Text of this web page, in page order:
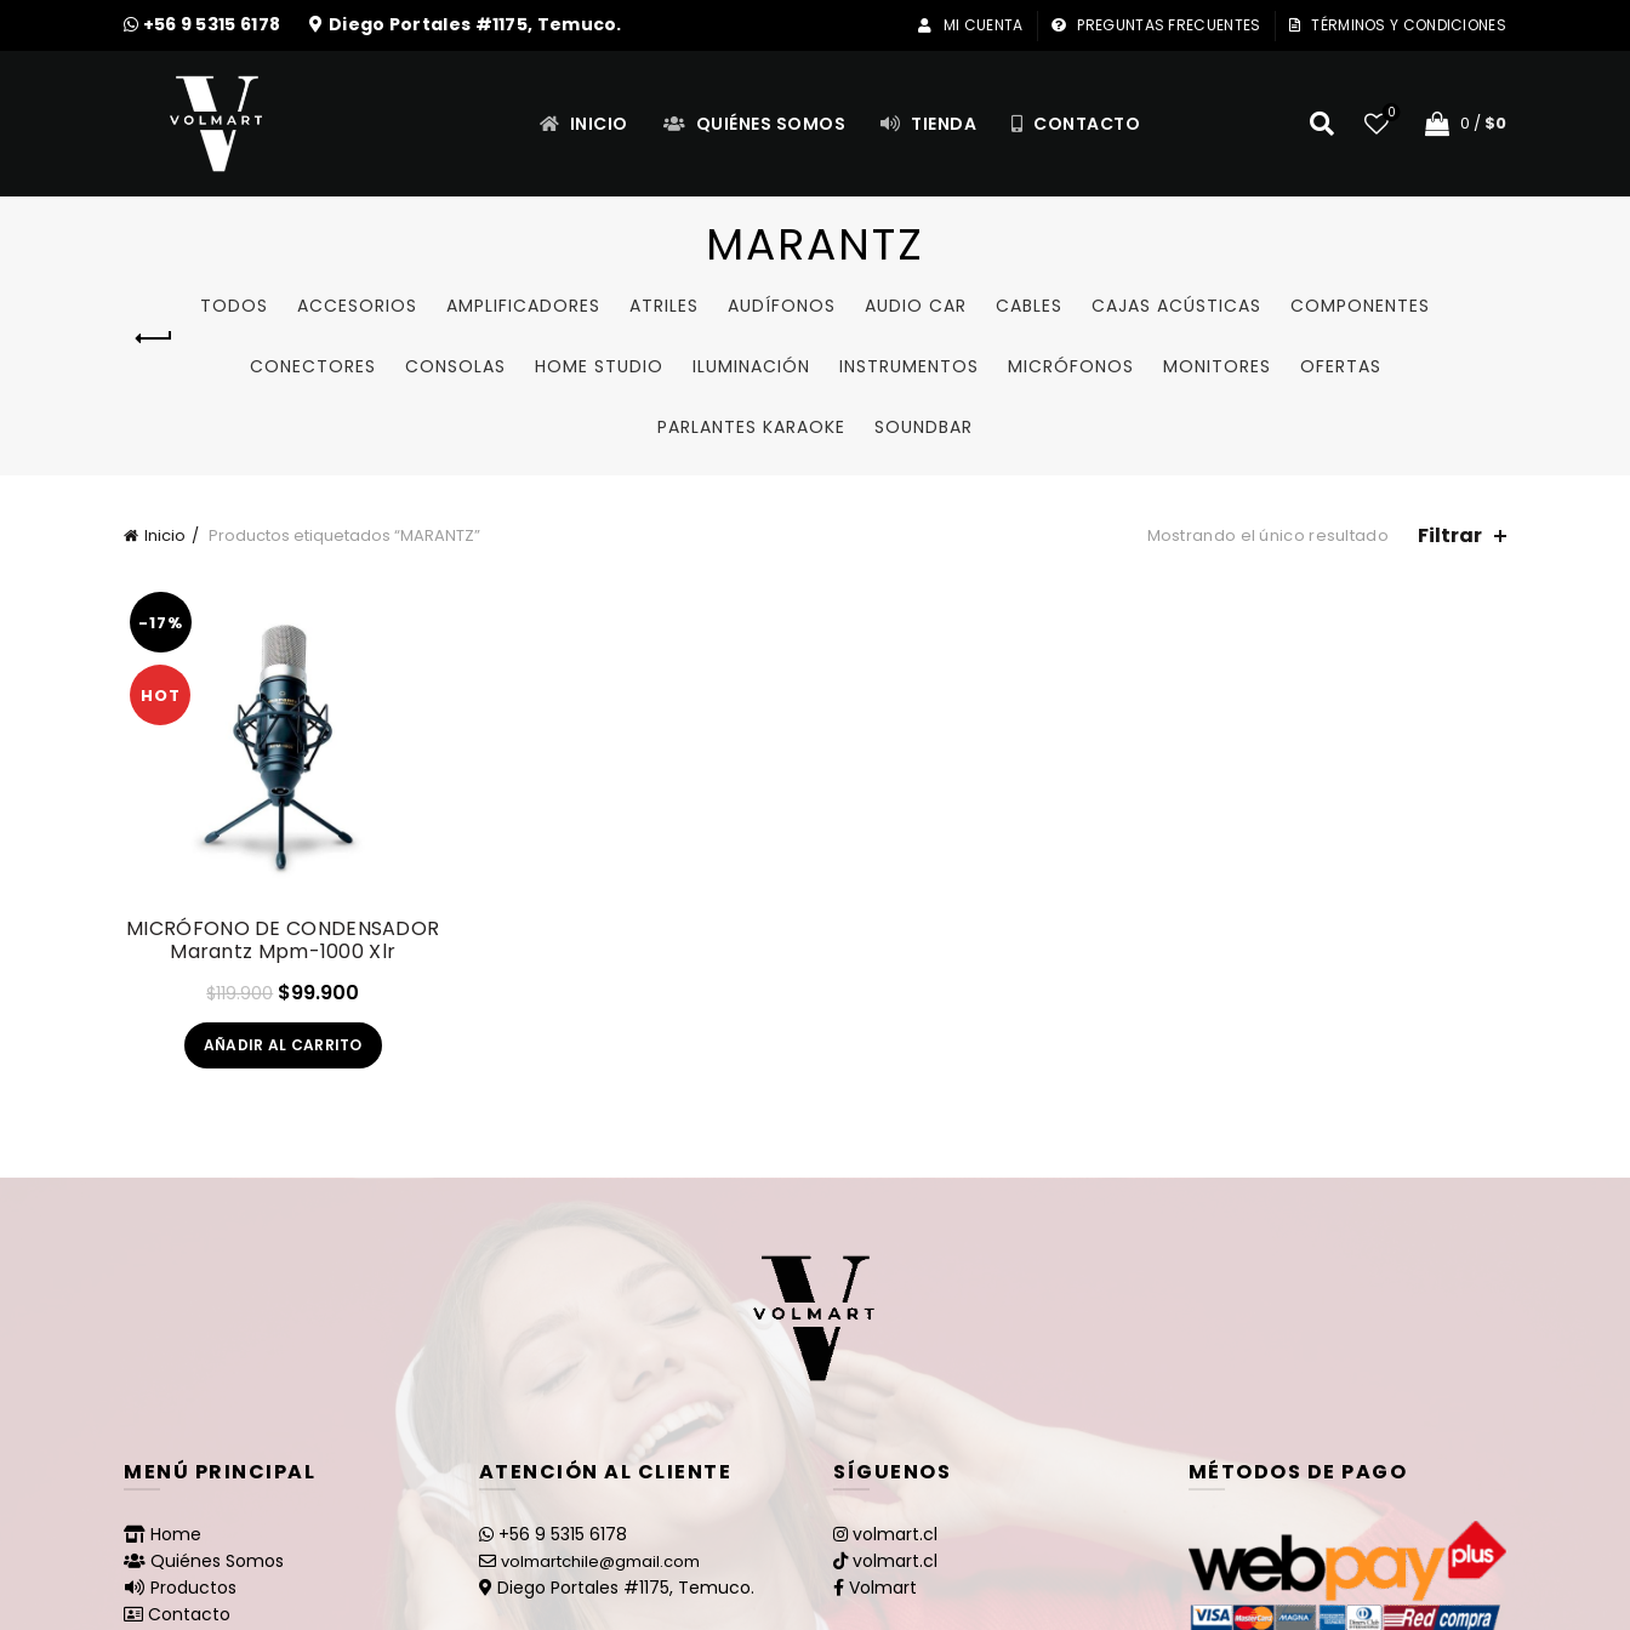
+56 9 5315 6178 Diego Portales #1175, Temuco. MI CUENTA PREGUNTAS FRECUENTES TÉRMINOS Y CONDICIONES
INICIO QUIÉNES SOMOS TIENDA CONTACTO 0 0 / $0
MARANTZ
TODOS ACCESORIOS AMPLIFICADORES ATRILES AUDÍFONOS AUDIO CAR CABLES CAJAS ACÚSTICAS COMPONENTES
CONECTORES CONSOLAS HOME STUDIO ILUMINACIÓN INSTRUMENTOS MICRÓFONOS MONITORES OFERTAS
PARLANTES KARAOKE SOUNDBAR
Inicio Productos etiquetados “MARANTZ” Mostrando el único resultado Filtrar
-17%
HOT
MICRÓFONO DE CONDENSADOR
Marantz Mpm-1000 Xlr
$119.900 El
precio
original
$99.900
precio
actual
AÑADIR AL CARRITO
MENÚ PRINCIPAL
Home
Quiénes Somos
Productos
Contacto
ATENCIÓN AL CLIENTE
+56 9 5315 6178
volmartchile@gmail.com
Diego Portales #1175, Temuco.
SÍGUENOS
volmart.cl
volmart.cl
Volmart
MÉTODOS DE PAGO